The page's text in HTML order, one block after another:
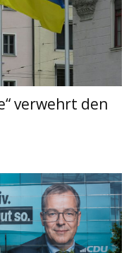
verwehrt den